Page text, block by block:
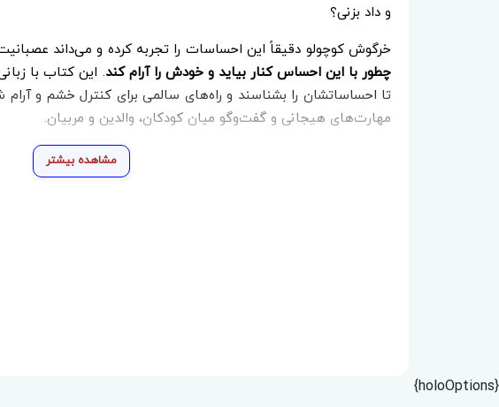
و داد بزنی؟
خرگوش کوچولو دقیقاً این احساسات را تجربه کرده و می‌داند
چطور با این احساس کنار بیاید و خودش را آرام کند. این کتاب با
تا احساساتشان را بشناسند و راه‌های سالمی برای کنترل خشم و
مهارت‌های هیجانی و گفت‌وگو میان کودکان، والدین و مربیان.
مشاهده بیشتر
{holoOptions}